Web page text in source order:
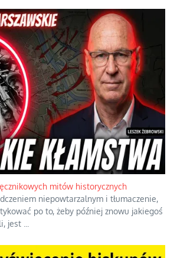
mitów historycznych
niepowtarzalnym i tłumaczenie,
po to, żeby później znowu jakiegoś
jest